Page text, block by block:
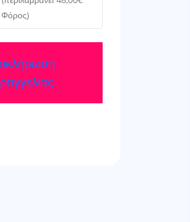
Φόρος)